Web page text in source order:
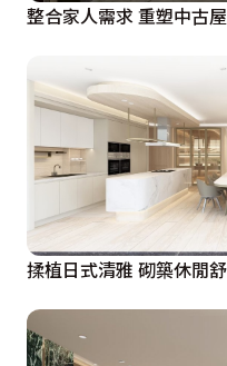
整合家人需求 重塑中古
揉植日式清雅 砌築休閒